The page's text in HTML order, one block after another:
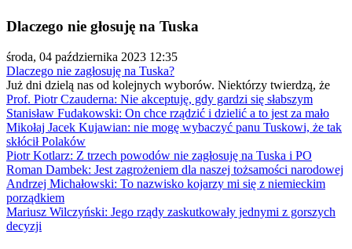
Dlaczego nie głosuję na Tuska
środa, 04 października 2023 12:35
Dlaczego nie zagłosuję na Tuska?
Już dni dzielą nas od kolejnych wyborów. Niektórzy twierdzą, że
Prof. Piotr Czauderna: Nie akceptuję, gdy gardzi się słabszym
Stanisław Fudakowski: On chce rządzić i dzielić a to jest za mało
Mikołaj Jacek Kujawian: nie mogę wybaczyć panu Tuskowi, że tak
skłócił Polaków
Piotr Kotlarz: Z trzech powodów nie zagłosuję na Tuska i PO
Roman Dambek: Jest zagrożeniem dla naszej tożsamości narodowej
Andrzej Michałowski: To nazwisko kojarzy mi się z niemieckim
porządkiem
Mariusz Wilczyński: Jego rządy zaskutkowały jednymi z gorszych
decyzji